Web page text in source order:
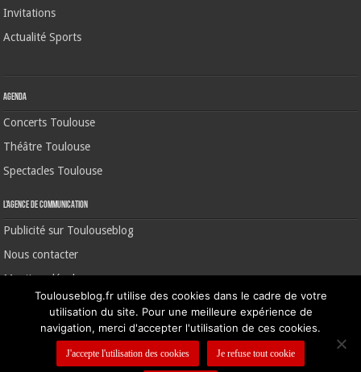
Invitations
Actualité Sports
Agenda
Concerts Toulouse
Théâtre Toulouse
Spectacles Toulouse
L’agence de communication
Publicité sur Toulouseblog
Nous contacter
Mentions légales
©2006-2026 Toulouse Blog | CNIL N° 1391640
Toulouseblog.fr utilise des cookies dans le cadre de votre
utilisation du site. Pour une meilleure expérience de
navigation, merci d'accepter l'utilisation de ces cookies.
J'accepte l'utilisation des cookies Je refuse tout cookie